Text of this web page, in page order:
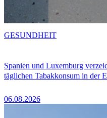
Spanien und Luxemburg
täglichen Tabakkonsum in der
06.08.2026
GESUNDHEIT